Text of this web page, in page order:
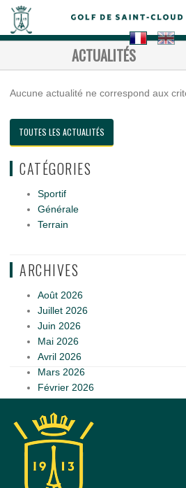
ACTUALITÉS
Aucune actualité ne correspond aux
TOUTES LES ACTUALITÉS
CATÉGORIES
Sportif
Générale
Terrain
ARCHIVES
Août 2026
Juillet 2026
Juin 2026
Mai 2026
Avril 2026
Mars 2026
Février 2026